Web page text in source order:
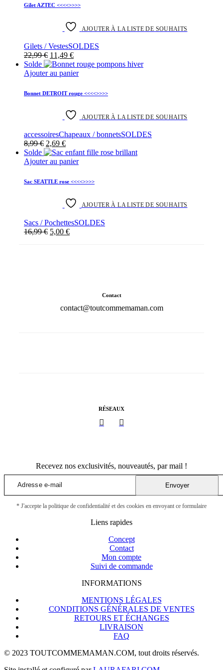
page
8,99 €.3,59 €.
Les
peuvent
choisies
page
Gilet AZTEC <<<<>>>>
AJOUTER À LA LISTE DE SOUHAITS
Gilets / VestesSOLDES
22,99€ Le
prix
initial
22,99 €.
11,49 €Le
prix
actuel
11,49 €.
Solde
Ajouter au panier
Bonnet DETROIT rouge <<<<>>>>
AJOUTER À LA LISTE DE SOUHAITS
accessoiresChapeaux / bonnetsSOLDES
8,99€ Le
prix
initial
8,99 €.
2,69 €Le
prix
actuel
2,69 €.
Solde
Ajouter au panier
Sac SEATTLE rose <<<<>>>>
AJOUTER À LA LISTE DE SOUHAITS
Sacs / PochettesSOLDES
16,99€ Le
5,00 €Le
Contact
contact@toutcommemaman.com
RÉSEAUX
Recevez nos exclusivités, nouveautés, par mail !
Envoyer
* J'accepte la politique de confidentialité et des cookies en envoyant ce formulaire
Liens rapides
Concept
Contact
Mon compte
Suivi de commande
INFORMATIONS
MENTIONS LÉGALES
CONDITIONS GÉNÉRALES DE VENTES
RETOURS ET ÉCHANGES
LIVRAISON
FAQ
© 2023 TOUTCOMMEMAMAN.COM, tout droits réservés.